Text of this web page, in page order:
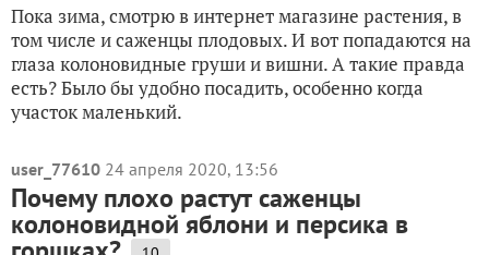
Пока зима, смотрю в интернет магазине растения, в
том числе и саженцы плодовых. И вот попадаются на
глаза колоновидные груши и вишни. А такие правда
есть? Было бы удобно посадить, особенно когда
участок маленький.
user_77610 24 апреля 2020, 13:56
Почему плохо растут саженцы
колоновидной яблони и персика в